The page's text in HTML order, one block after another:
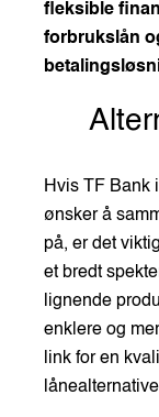
fleksible
forbrukslån
Hvis TF Bank
ønsker å
på, er det
et bredt
lignende
enklere og
link for en